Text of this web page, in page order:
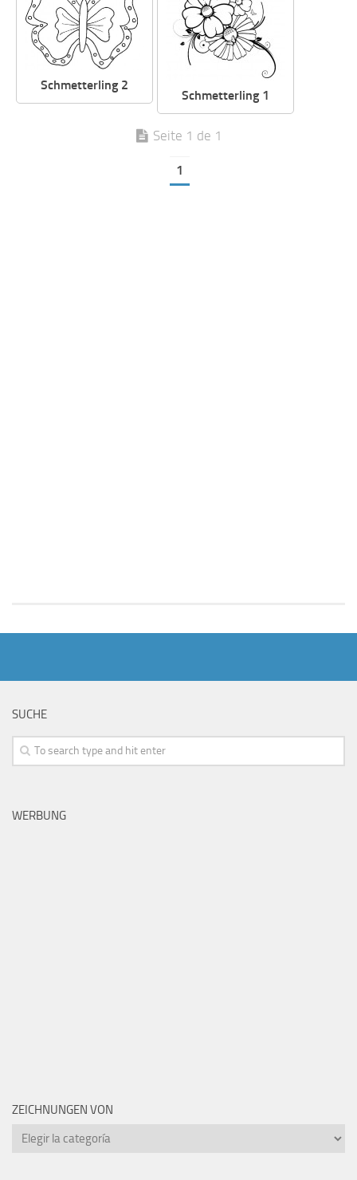
Schmetterling 2
Schmetterling 1
Seite 1 de 1
1
SUCHE
WERBUNG
ZEICHNUNGEN VON
Zeichnungen